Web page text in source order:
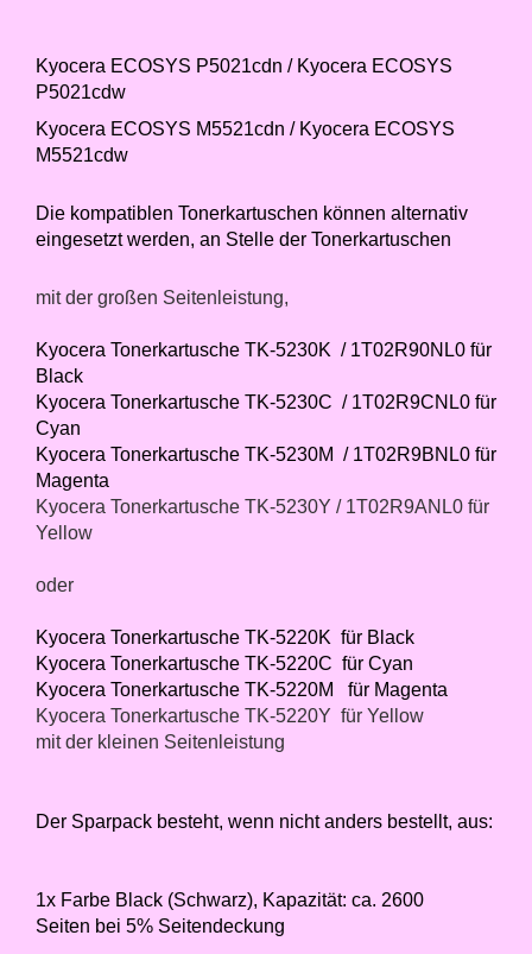
Kyocera ECOSYS P5021cdn / Kyocera ECOSYS
P5021cdw
Kyocera ECOSYS M5521cdn / Kyocera ECOSYS
M5521cdw
Die kompatiblen Tonerkartuschen können alternativ
eingesetzt werden, an Stelle der Tonerkartuschen
mit der großen Seitenleistung,
Kyocera Tonerkartusche TK-5230K / 1T02R90NL0 für
Black
Kyocera Tonerkartusche TK-5230C / 1T02R9CNL0 für
Cyan
Kyocera Tonerkartusche TK-5230M / 1T02R9BNL0 für
Magenta
Kyocera Tonerkartusche TK-5230Y / 1T02R9ANL0 für
Yellow
oder
Kyocera Tonerkartusche TK-5220K für Black
Kyocera Tonerkartusche TK-5220C für Cyan
Kyocera Tonerkartusche TK-5220M für Magenta
Kyocera Tonerkartusche TK-5220Y für Yellow
mit der kleinen Seitenleistung
Der Sparpack besteht, wenn nicht anders bestellt, aus:
1x Farbe Black (Schwarz), Kapazität: ca. 2600
Seiten bei 5% Seitendeckung